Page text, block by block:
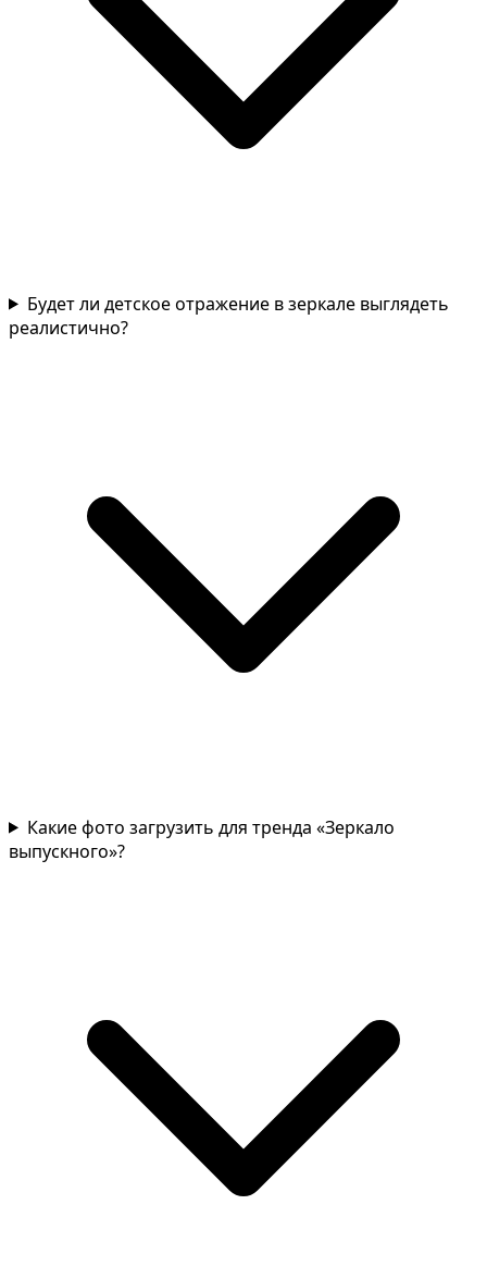
Будет ли детское отражение в зеркале выглядеть
реалистично?
Какие фото загрузить для тренда «Зеркало
выпускного»?